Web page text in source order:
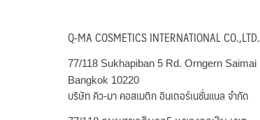
Q-MA COSMETICS INTERNATIONAL CO.,LTD.
77/118 Sukhapiban 5 Rd. Orngern Saimai
Bangkok 10220
บริษัท คิว-มา คอสเมติก อินเตอร์เนชั่นแนล จำกัด